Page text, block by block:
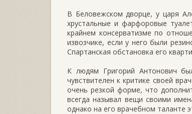
В Беловежском дворце, у царя
хрустальные и фарфоровые
крайнем консерватизме по
извозчике, если у него были
Спартанская обстановка его
К людям Григорий Антонович
чувствителен к критике своей
очень резкой форме, что
всегда называл вещи своими
однако на его врачебном таланте